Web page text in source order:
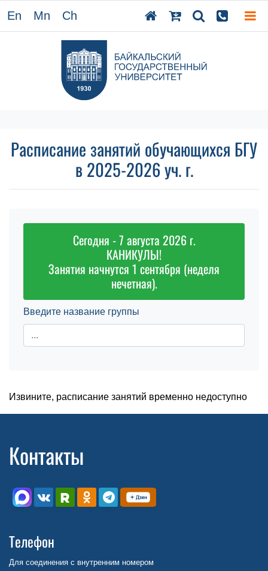
En Mn Ch
Расписание занятий обучающихся БГУ
в 2025-2026 уч. г.
Сегодня - 7 августа 2026 г.
КАНИКУЛЫ!
Занятия начнутся 1 сентября (неделя
нечетная).
Введите название группы
Извините, расписание занятий временно недоступно
Контакты
Телефон
Для соединения с внутренним номером